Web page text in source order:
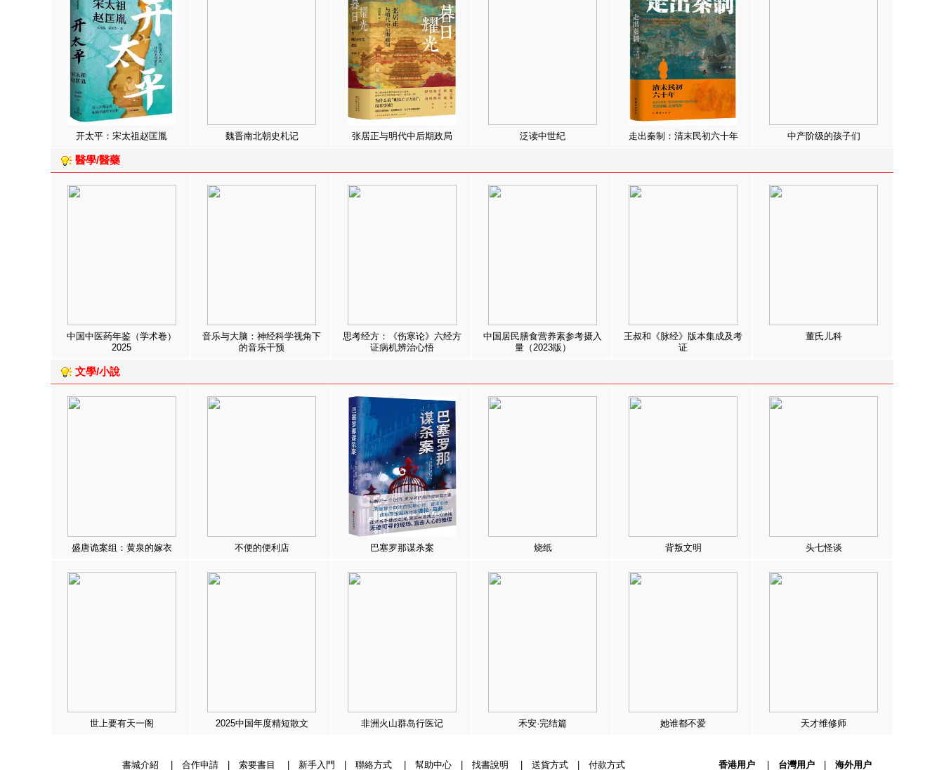
开太平：宋太祖赵匡胤 魏晋南北朝史札记 张居正与明代中后期政局 泛读中世纪 走出秦制：清末民初六十年 中产阶级的孩子们
醫學/醫藥
中国中医药年鉴（学术卷）
2025
音乐与大脑：神经科学视角下
的音乐干预
思考经方：《伤寒论》六经方
证病机辨治心悟
中国居民膳食营养素参考摄入
量（2023版）
王叔和《脉经》版本集成及考
证
董氏儿科
文學/小說
盛唐诡案组：黄泉的嫁衣 不便的便利店 巴塞罗那谋杀案 烧纸 背叛文明 头七怪谈
世上要有天一阁 2025中国年度精短散文 非洲火山群岛行医记 禾安·完结篇 她谁都不爱 天才维修师
書城介紹 合作申請| 索要書目 新手入門 聯絡方式| 幫助中心| 找書說明 送貨方式| 付款方式 香港用户| 台灣用户| 海外用户